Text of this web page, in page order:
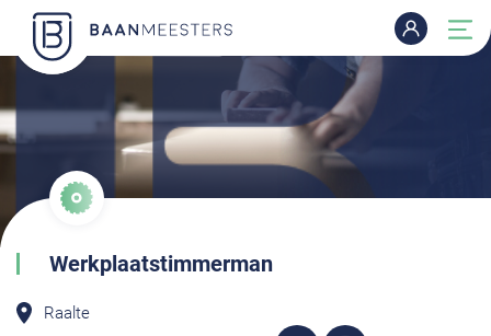
Werkplaatstimmerman
Raalte